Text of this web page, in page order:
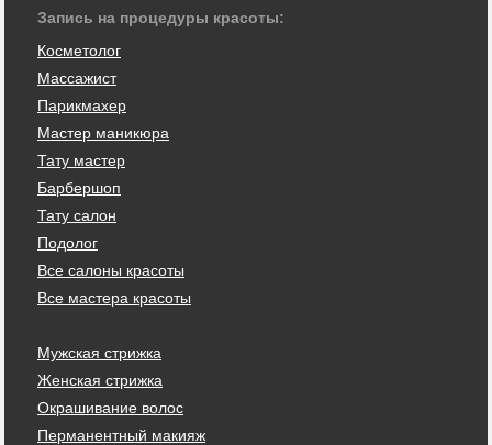
Запись на процедуры красоты:
Косметолог
Массажист
Парикмахер
Мастер маникюра
Тату мастер
Барбершоп
Тату салон
Подолог
Все салоны красоты
Все мастера красоты
Мужская стрижка
Женская стрижка
Окрашивание волос
Перманентный макияж